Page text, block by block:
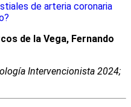
de arteria coronaria
de la Vega, Fernando
Intervencionista 2024;